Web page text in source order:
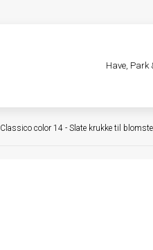
Have, Park
Classico color 14 - Slate krukke til